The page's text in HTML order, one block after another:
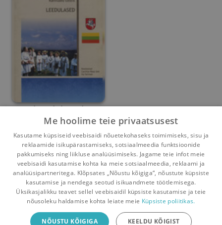
Leedulased
Cecilija-Rasa Unt,Ita Serman
Umbes 10 aastattagasi
Pealehele Ostukorv Sõnumid Teated Konto
Raamatuvahetuse mobiiliäpp
Me hoolime teie privaatsusest
Kasutame küpsiseid veebisaidi nõuetekohaseks toimimiseks, sisu ja
reklaamide isikupärastamiseks, sotsiaalmeedia funktsioonide
pakkumiseks ning liikluse analüüsimiseks. Jagame teie infot meie
veebisaidi kasutamise kohta ka meie sotsiaalmeedia, reklaami ja
analüüsipartneritega. Klõpsates „Nõustu kõigiga“, nõustute küpsiste
kasutamise ja nendega seotud isikuandmete töötlemisega.
Üksikasjalikku teavet sellel veebisaidil küpsiste kasutamise ja teie
nõusoleku haldamise kohta leiate meie Küpsiste poliitikas.
NÕUSTU KÕIGIGA KEELDU KÕIGIST